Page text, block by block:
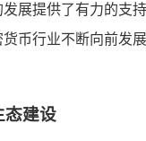
展提供了有力的支
币行业不断向前发
态建设